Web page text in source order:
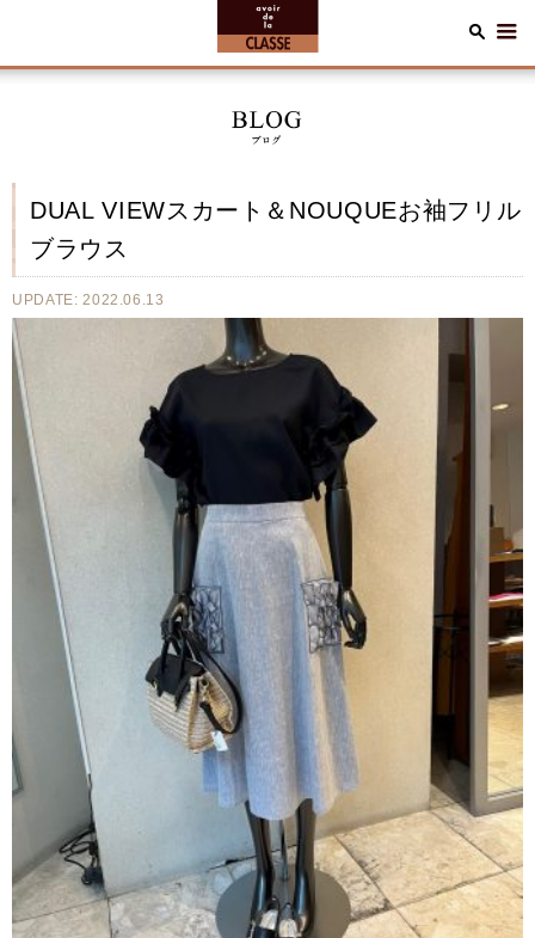
DUAL VIEWスカート＆NOUQUEお袖フリル
ブラウス
UPDATE: 2022.06.13